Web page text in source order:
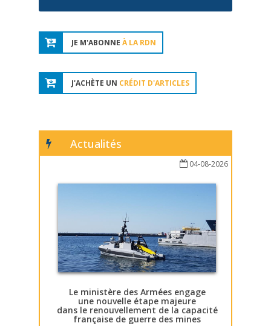
JE M'ABONNE À LA RDN
J'ACHÈTE UN CRÉDIT D'ARTICLES
Actualités
04-08-2026
Le ministère des Armées engage
une nouvelle étape majeure
dans le renouvellement de la capacité
française de guerre des mines